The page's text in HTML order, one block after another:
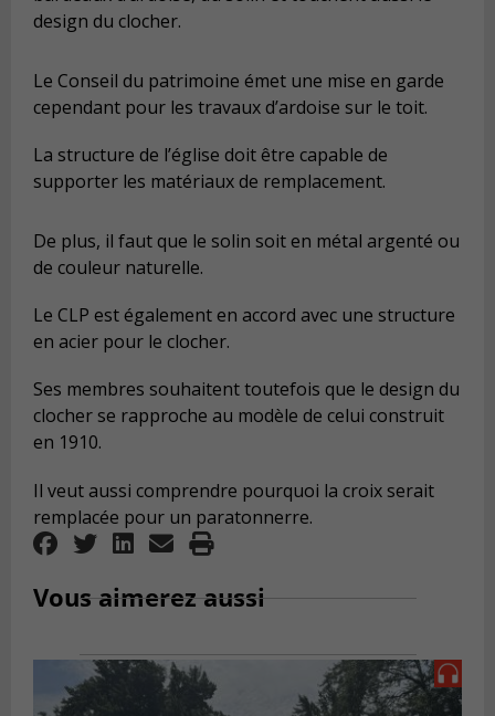
design du clocher.
Le Conseil du patrimoine émet une mise en garde
cependant pour les travaux d’ardoise sur le toit.
La structure de l’église doit être capable de
supporter les matériaux de remplacement.
De plus, il faut que le solin soit en métal argenté ou
de couleur naturelle.
Le CLP est également en accord avec une structure
en acier pour le clocher.
Ses membres souhaitent toutefois que le design du
clocher se rapproche au modèle de celui construit
en 1910.
Il veut aussi comprendre pourquoi la croix serait
remplacée pour un paratonnerre.
Vous aimerez aussi